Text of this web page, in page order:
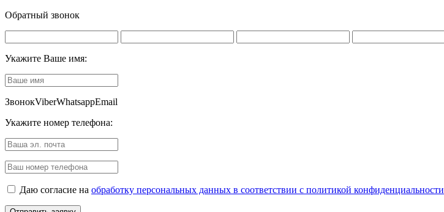
Обратный звонок
Укажите Ваше имя:
ЗвонокViberWhatsappEmail
Укажите номер телефона:
Даю согласие на обработку персональных данных в соответствии с политикой конфиденциальности